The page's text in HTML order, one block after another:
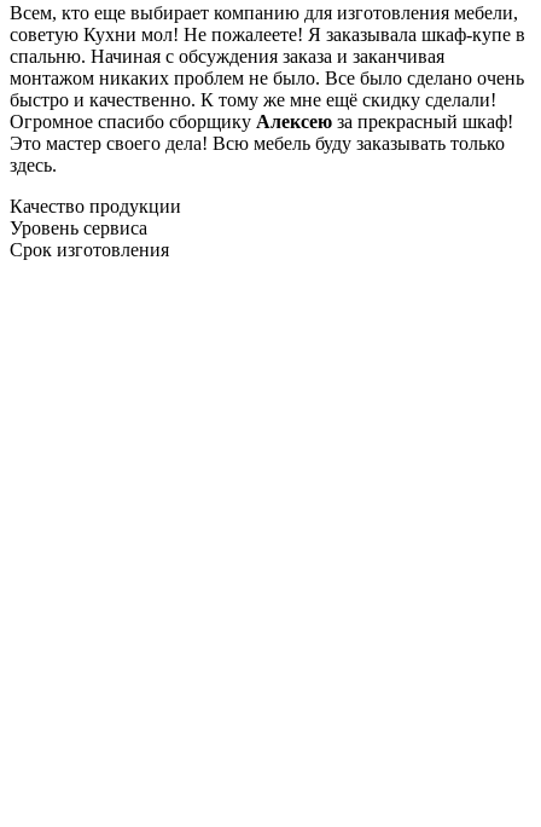
Всем, кто еще выбирает компанию для изготовления мебели,
советую Кухни мол! Не пожалеете! Я заказывала шкаф-купе в
спальню. Начиная с обсуждения заказа и заканчивая
монтажом никаких проблем не было. Все было сделано очень
быстро и качественно. К тому же мне ещё скидку сделали!
Огромное спасибо сборщику Алексею за прекрасный шкаф!
Это мастер своего дела! Всю мебель буду заказывать только
здесь.
Качество продукции
Уровень сервиса
Срок изготовления